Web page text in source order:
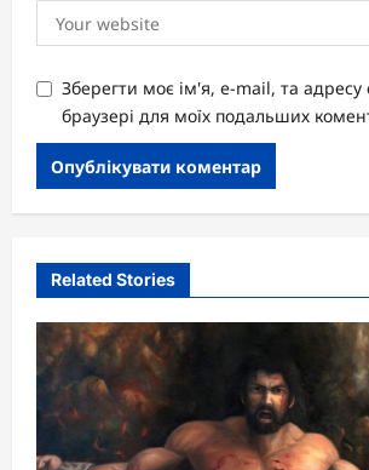
Зберегти моє ім'я, e-mail, та адресу
браузері для моїх подальших
Related Stories